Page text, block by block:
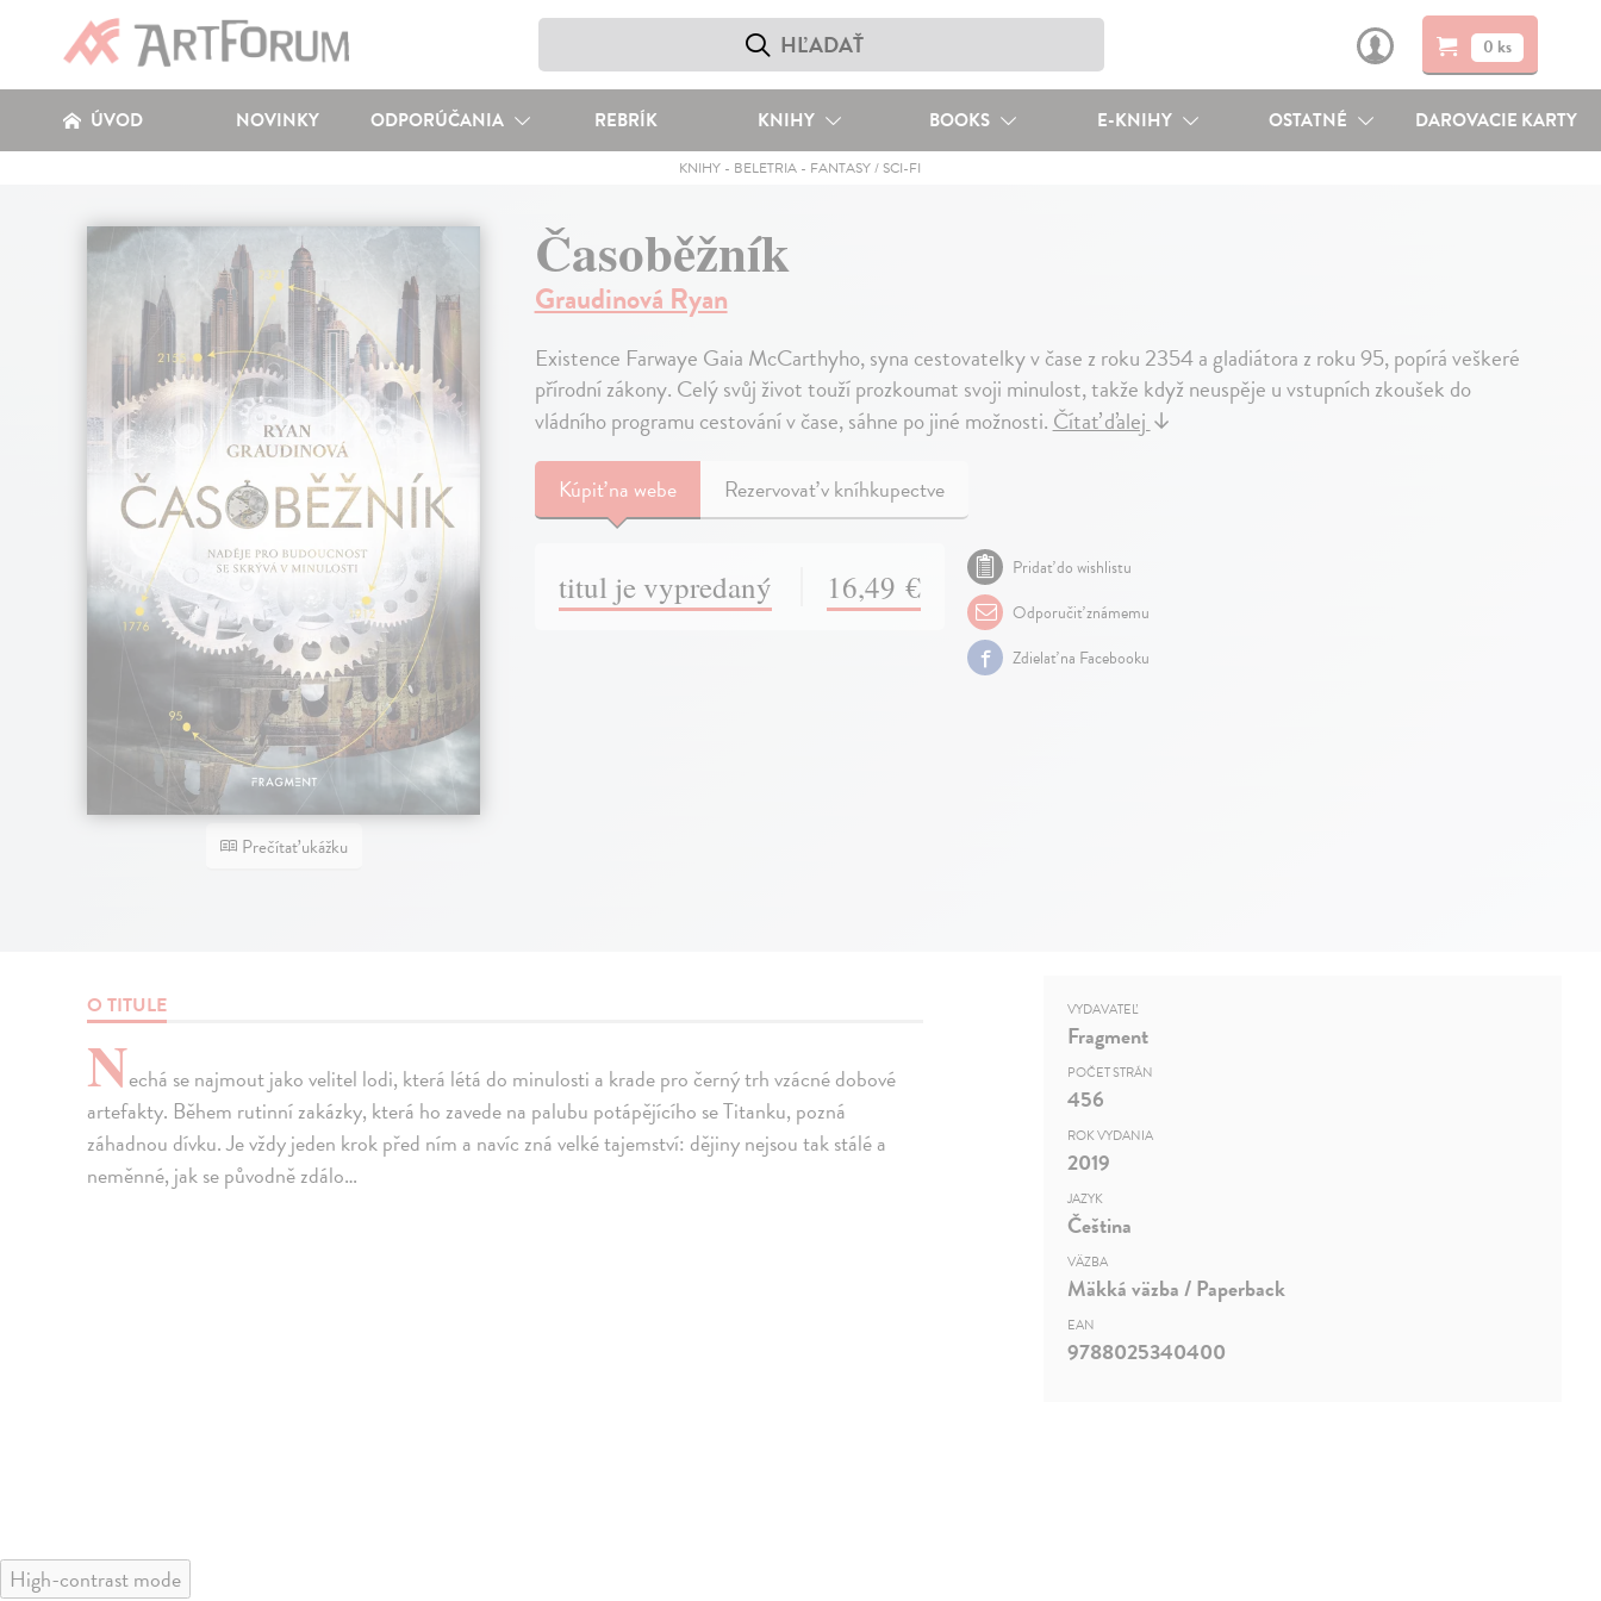
0 ks
ÚVOD NOVINKY ODPORÚČANIA REBRÍK KNIHY BOOKS E-KNIHY OSTATNÉ DAROVACIE KARTY
KNIHY - BELETRIA - FANTASY / SCI-FI
Prečítať ukážku
Časoběžník
Graudinová Ryan
Existence Farwaye Gaia McCarthyho, syna cestovatelky v čase z roku 2354 a gladiátora z roku 95, popírá veškeré
přírodní zákony. Celý svůj život touží prozkoumat svoji minulost, takže když neuspěje u vstupních zkoušek do
vládního programu cestování v čase, sáhne po jiné možnosti.Čítať ďalej↓
Kúpiťna webe Rezervovať v kníhkupectve
titul je vypredaný 16,49 €
Pridať do wishlistu
Odporučiť známemu
Zdielať na Facebooku
O TITULE
Nechá se najmout jako velitel lodi, která létá do minulosti a krade pro černý trh vzácné dobové
artefakty. Během rutinní zakázky, která ho zavede na palubu potápějícího se Titanku, pozná
záhadnou dívku. Je vždy jeden krok před ním a navíc zná velké tajemství: dějiny nejsou tak stálé a
neměnné, jak se původně zdálo…
VYDAVATEĽ
Fragment
POČET STRÁN
456
ROK VYDANIA
2019
JAZYK
Čeština
VÄZBA
Mäkká väzba / Paperback
EAN
9788025340400
High-contrast mode